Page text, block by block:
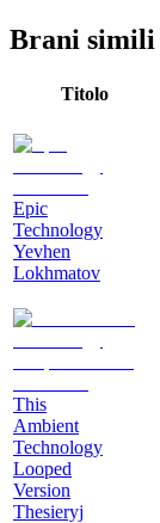
Brani simili
Titolo
Epic
Technology
Yevhen
Lokhmatov
This
Ambient
Technology
Looped
Version
Thesieryj